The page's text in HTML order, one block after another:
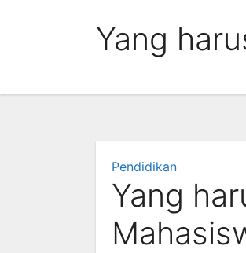
Yang
Pendidikan
Yang